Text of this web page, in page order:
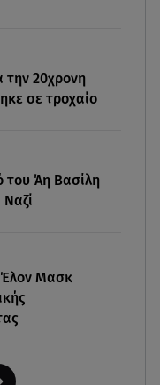
την 20χρονη
σε τροχαίο
του Άη Βασίλη
Έλον Μασκ